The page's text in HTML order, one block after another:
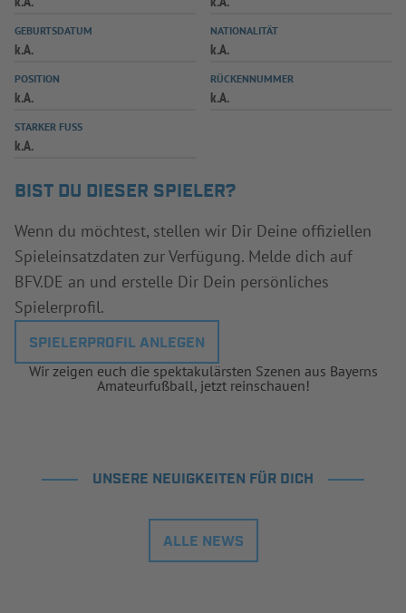
SPIELPLUS
GEBURTSDATUM
k.A.
NATIONALITÄT
k.A.
POSITION
k.A.
RÜCKENNUMMER
k.A.
STARKER FUSS
k.A.
BIST DU DIESER SPIELER?
Wenn du möchtest, stellen wir Dir Deine offiziellen
Spieleinsatzdaten zur Verfügung. Melde dich auf
BFV.DE an und erstelle Dir Dein persönliches
Spielerprofil.
SPIELERPROFIL ANLEGEN
Wir zeigen euch die spektakulärsten Szenen aus Bayerns
Amateurfußball, jetzt reinschauen!
UNSERE NEUIGKEITEN FÜR DICH
ALLE NEWS